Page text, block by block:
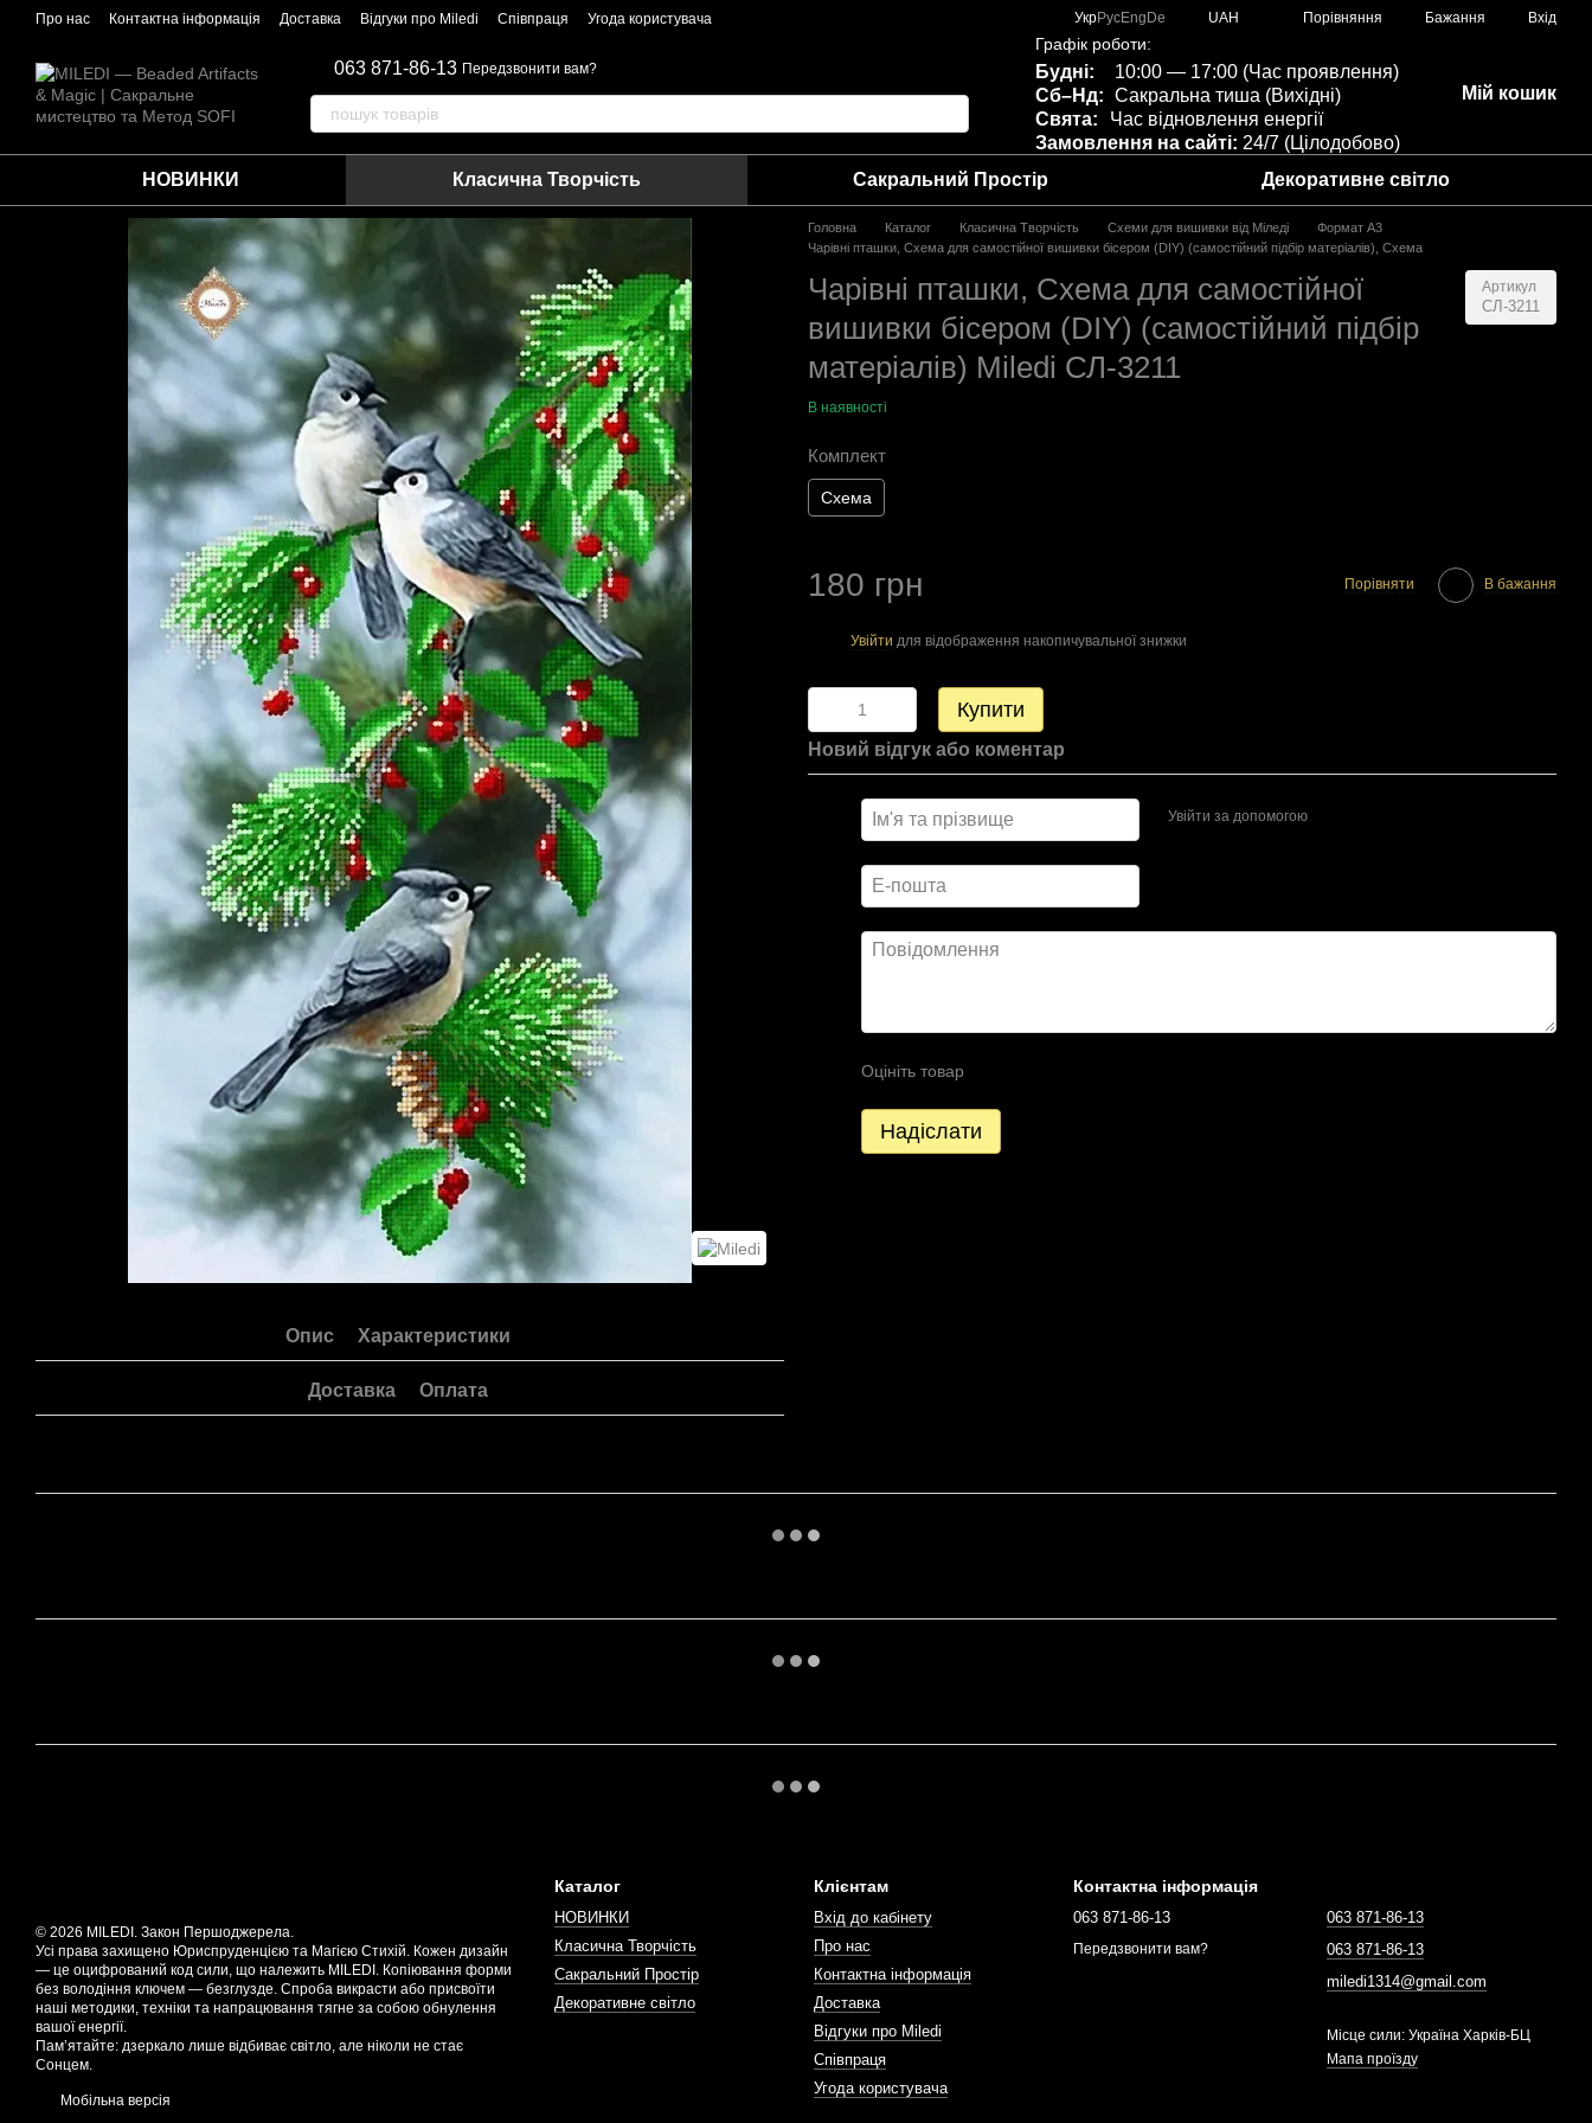
Перейти до основного контенту
Про нас Контактна інформація Доставка Відгуки про Miledi Співпраця Угода користувача УкрРусEng De UAH Порівняння Бажання Вхід
063 871-86-13 Передзвонити вам?
Графік роботи:
Будні:
10:00 — 17:00 (Час проявлення)
Сб–Нд: Сакральна тиша (Вихідні)
Свята:
Час відновлення енергії
Замовлення на сайті: 24/7 (Цілодобово)
Мій кошик
НОВИНКИ Класична Творчість Сакральний Простір Декоративне світло
Опис Характеристики
Доставка Оплата
Головна Каталог Класична Творчість Схеми для вишивки від Міледі
Формат A3
Чарівні пташки, Схема для самостійної вишивки бісером (DIY) (самостійний підбір матеріалів), Схема
Чарівні пташки, Схема для самостійної
вишивки бісером (DIY) (самостійний підбір
матеріалів) Miledi СЛ-3211
Артикул
СЛ-3211
В наявності
Комплект
Схема
180 грн Порівняти В бажання
Увійти для відображення накопичувальної знижки
Купити
Новий відгук або коментар
Увійти за допомогою
Оцініть товар
Надіслати
© 2026 MILEDI. Закон Першоджерела.
Усі права захищено Юриспруденцією та Магією Стихій. Кожен дизайн
— це оцифрований код сили, що належить MILEDI. Копіювання форми
без володіння ключем — безглузде. Спроба викрасти або присвоїти
наші методики, техніки та напрацювання тягне за собою обнулення
вашої енергії.
Пам’ятайте: дзеркало лише відбиває світло, але ніколи не стає
Сонцем.
Мобільна версія
Каталог
НОВИНКИ
Класична Творчість
Сакральний Простір
Декоративне світло
Клієнтам
Вхід до кабінету
Про нас
Контактна інформація
Доставка
Відгуки про Miledi
Співпраця
Угода користувача
Контактна інформація
063 871-86-13
Передзвонити вам?
063 871-86-13
063 871-86-13
miledi1314@gmail.com
Місце сили: Україна Харків-БЦ
Мапа проїзду